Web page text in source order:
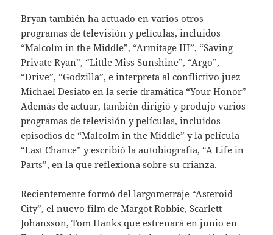
Bryan también ha actuado en varios otros
programas de televisión y películas, incluidos
“Malcolm in the Middle”, “Armitage III”, “Saving
Private Ryan”, “Little Miss Sunshine”, “Argo”,
“Drive”, “Godzilla”, e interpreta al conflictivo juez
Michael Desiato en la serie dramática “Your Honor”
Además de actuar, también dirigió y produjo varios
programas de televisión y películas, incluidos
episodios de “Malcolm in the Middle” y la película
“Last Chance” y escribió la autobiografía, “A Life in
Parts”, en la que reflexiona sobre su crianza.
Recientemente formó del largometraje “Asteroid
City”, el nuevo film de Margot Robbie, Scarlett
Johansson, Tom Hanks que estrenará en junio en